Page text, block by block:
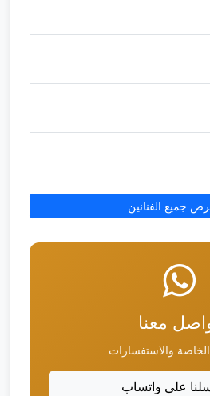
جميع الفنانين
معنا
والاستفسارات
على واتساب